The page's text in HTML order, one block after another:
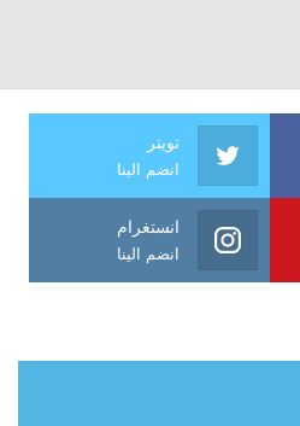
تويتر
انضم الينا
انستغرام
انضم الينا